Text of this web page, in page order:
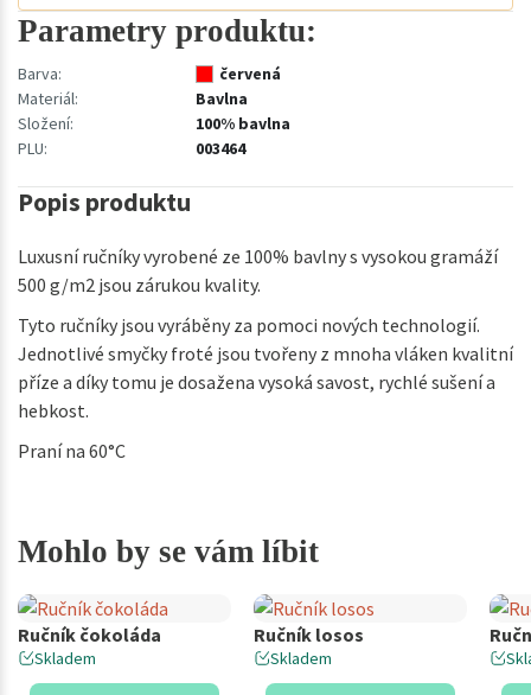
Parametry produktu:
Barva:
červená
Materiál:
Bavlna
Složení:
100% bavlna
PLU:
003464
Popis produktu
Luxusní ručníky vyrobené ze 100% bavlny s vysokou gramáží
500 g/m2 jsou zárukou kvality.
Tyto ručníky jsou vyráběny za pomoci nových technologií.
Jednotlivé smyčky froté jsou tvořeny z mnoha vláken kvalitní
příze a díky tomu je dosažena vysoká savost, rychlé sušení a
hebkost.
Praní na 60°C
Mohlo by se vám líbit
Ručník čokoláda
Skladem
Ručník losos
Skladem